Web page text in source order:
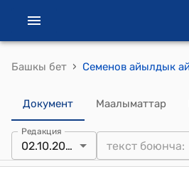
Башкы бет ›
Документ Маалыматтар
Редакция
02.10.2023